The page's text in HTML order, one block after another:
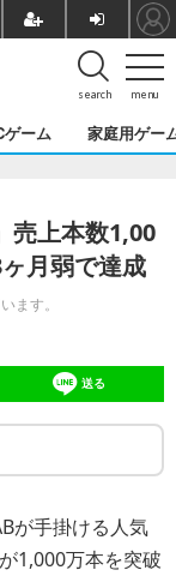
menu
search
ゲーム 家庭用ゲー
売上本数1,00
月弱で達成
ます。
送る
が手掛ける人気
1,000万本を突破